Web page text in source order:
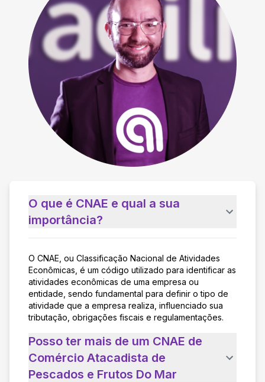
O que é CNAE e qual a sua
importância?
O CNAE, ou Classificação Nacional de Atividades
Econômicas, é um código utilizado para identificar as
atividades econômicas de uma empresa ou
entidade, sendo fundamental para definir o tipo de
atividade que a empresa realiza, influenciado sua
tributação, obrigações fiscais e regulamentações.
Posso ter mais de um CNAE de
Comércio Atacadista de
Pescados e Frutos Do Mar